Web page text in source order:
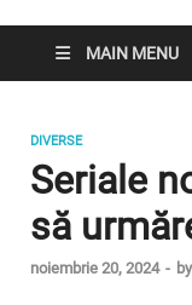
MAIN MENU
DIVERSE
Seriale
să
noiembrie 20, 2024 - by